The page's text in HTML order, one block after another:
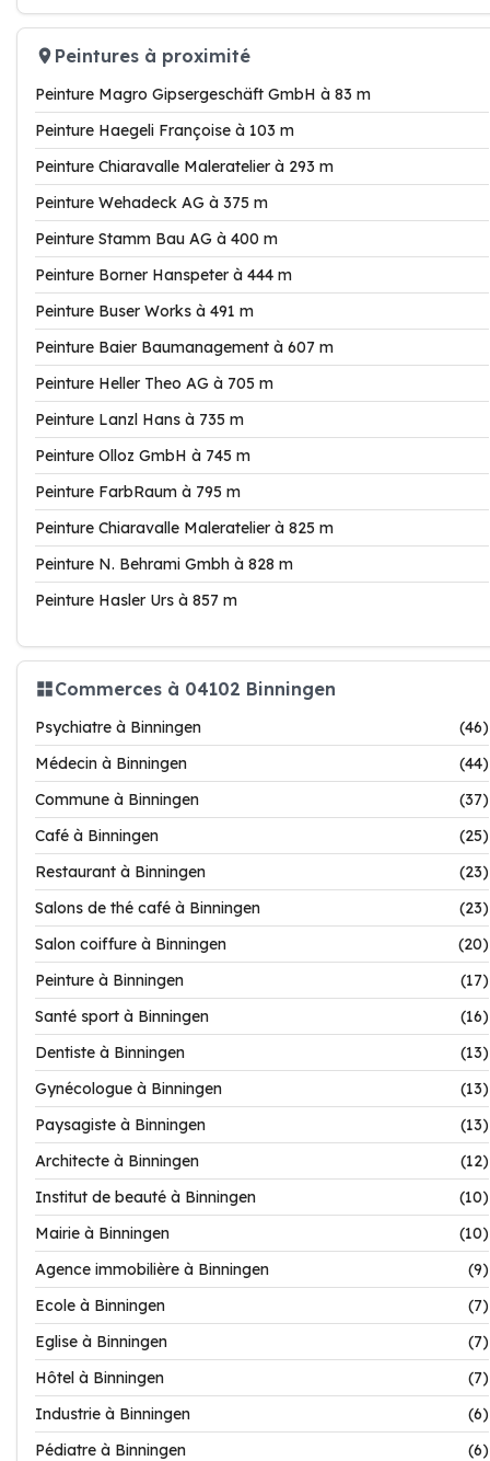
Peintures à proximité
Peinture Magro Gipsergeschäft GmbH à 83 m
Peinture Haegeli Françoise à 103 m
Peinture Chiaravalle Maleratelier à 293 m
Peinture Wehadeck AG à 375 m
Peinture Stamm Bau AG à 400 m
Peinture Borner Hanspeter à 444 m
Peinture Buser Works à 491 m
Peinture Baier Baumanagement à 607 m
Peinture Heller Theo AG à 705 m
Peinture Lanzl Hans à 735 m
Peinture Olloz GmbH à 745 m
Peinture FarbRaum à 795 m
Peinture Chiaravalle Maleratelier à 825 m
Peinture N. Behrami Gmbh à 828 m
Peinture Hasler Urs à 857 m
Commerces à 04102 Binningen
Psychiatre à Binningen
(46)
Médecin à Binningen
(44)
Commune à Binningen
(37)
Café à Binningen
(25)
Restaurant à Binningen
(23)
Salons de thé café à Binningen
(23)
Salon coiffure à Binningen
(20)
Peinture à Binningen
(17)
Santé sport à Binningen
(16)
Dentiste à Binningen
(13)
Gynécologue à Binningen
(13)
Paysagiste à Binningen
(13)
Architecte à Binningen
(12)
Institut de beauté à Binningen
(10)
Mairie à Binningen
(10)
Agence immobilière à Binningen
(9)
Ecole à Binningen
(7)
Eglise à Binningen
(7)
Hôtel à Binningen
(7)
Industrie à Binningen
(6)
Pédiatre à Binningen
(6)